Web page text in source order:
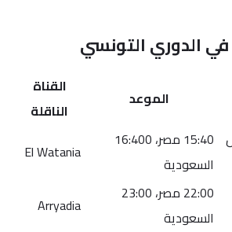
في الدوري التونسي
الموعد
القناة
الناقلة
15:40 مصر، 16:400
السعودية
El Watania
22:00 مصر، 23:00
السعودية
Arryadia